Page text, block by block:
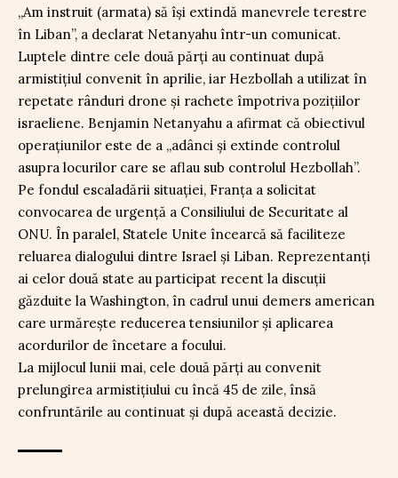
„Am instruit (armata) să își extindă manevrele terestre
în Liban”, a declarat Netanyahu într-un comunicat.
Luptele dintre cele două părți au continuat după
armistițiul convenit în aprilie, iar Hezbollah a utilizat în
repetate rânduri drone și rachete împotriva pozițiilor
israeliene. Benjamin Netanyahu a afirmat că obiectivul
operațiunilor este de a „adânci și extinde controlul
asupra locurilor care se aflau sub controlul Hezbollah”.
Pe fondul escaladării situației, Franța a solicitat
convocarea de urgență a Consiliului de Securitate al
ONU. În paralel, Statele Unite încearcă să faciliteze
reluarea dialogului dintre Israel și Liban. Reprezentanți
ai celor două state au participat recent la discuții
găzduite la Washington, în cadrul unui demers american
care urmărește reducerea tensiunilor și aplicarea
acordurilor de încetare a focului.
La mijlocul lunii mai, cele două părți au convenit
prelungirea armistițiului cu încă 45 de zile, însă
confruntările au continuat și după această decizie.